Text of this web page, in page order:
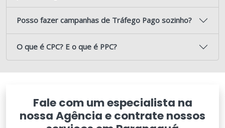
Posso fazer campanhas de Tráfego Pago sozinho?
O que é CPC? E o que é PPC?
Fale com um especialista na
nossa Agência e contrate nossos